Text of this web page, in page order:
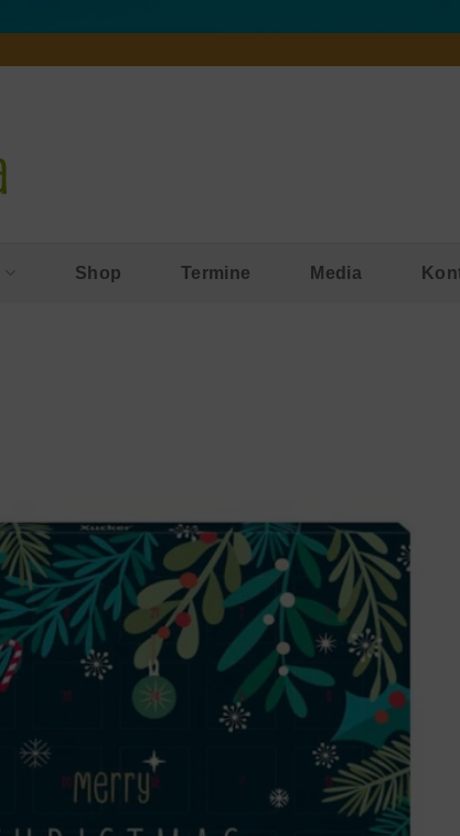
Shop Termine Media